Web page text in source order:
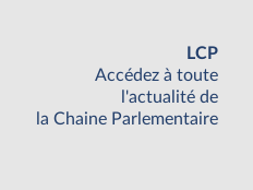
LCP
Accédez à toute
l'actualité de
la Chaine Parlementaire